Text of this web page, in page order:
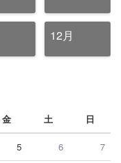
12月
金 土 日
5 6 7